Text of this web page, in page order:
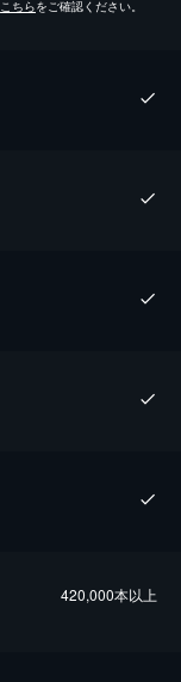
こちらをご確認ください。
420,000本以上